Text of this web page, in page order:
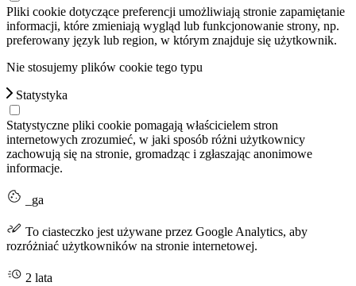
Pliki cookie dotyczące preferencji umożliwiają stronie zapamiętanie
informacji, które zmieniają wygląd lub funkcjonowanie strony, np.
preferowany język lub region, w którym znajduje się użytkownik.
Nie stosujemy plików cookie tego typu
Statystyka
Statystyczne pliki cookie pomagają właścicielem stron
internetowych zrozumieć, w jaki sposób różni użytkownicy
zachowują się na stronie, gromadząc i zgłaszając anonimowe
informacje.
_ga
To ciasteczko jest używane przez Google Analytics, aby
rozróżniać użytkowników na stronie internetowej.
2 lata